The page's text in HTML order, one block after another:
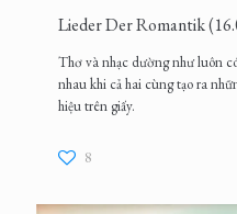
Lieder Der Romantik
Thơ và nhạc dường như luôn
nhau khi cả hai cùng tạo ra
hiệu trên giấy.
8